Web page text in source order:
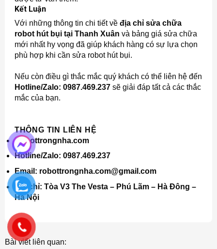
Kết Luận
Với những thông tin chi tiết về địa chỉ sửa chữa
robot hút bụi tại Thanh Xuân và bảng giá sửa chữa
mới nhất hy vọng đã giúp khách hàng có sự lựa chọn
phù hợp khi cần sửa robot hút bụi.
Nếu còn điều gì thắc mắc quý khách có thể liên hệ đến
Hotline/Zalo: 0987.469.237sẽ giải đáp tất cả các thắc
mắc của bạn.
THÔNG TIN LIÊN HỆ
Robottrongnha.com
Hotline/Zalo: 0987.469.237
Email: robottrongnha.com@gmail.com
Địa chỉ: Tòa V3 The Vesta – Phú Lãm – Hà Đông –
Hà Nội
Bài viết liên quan: